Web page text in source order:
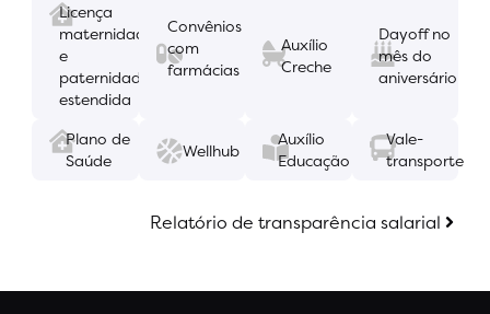
Licença
maternidade
e
paternidade
estendida
Convênios
com
farmácias
Auxílio
Creche
Dayoff no
mês do
aniversário
Plano de
Saúde
Wellhub
Auxílio
Educação
Vale-
transporte
Relatório de transparência salarial